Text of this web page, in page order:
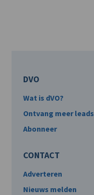
DVO
Wat is dVO?
Ontvang meer leads
Abonneer
CONTACT
Adverteren
Nieuws melden